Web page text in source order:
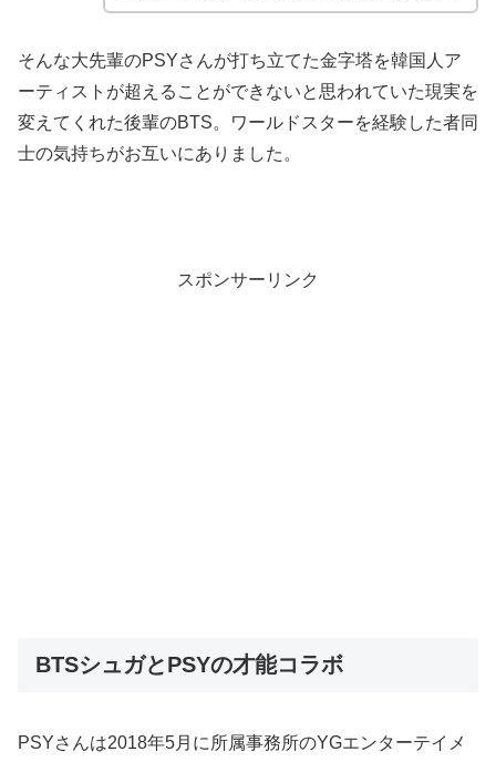
そんな大先輩のPSYさんが打ち立てた金字塔を韓国人ア
ーティストが超えることができないと思われていた現実を
変えてくれた後輩のBTS。ワールドスターを経験した者同
士の気持ちがお互いにありました。
スポンサーリンク
BTSシュガとPSYの才能コラボ
PSYさんは2018年5月に所属事務所のYGエンターテイメ